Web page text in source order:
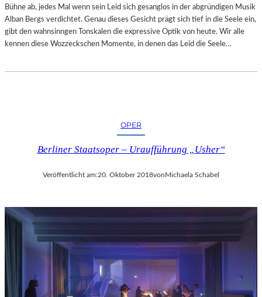
Bühne ab, jedes Mal wenn sein Leid sich gesanglos in der abgründigen Musik
Alban Bergs verdichtet. Genau dieses Gesicht prägt sich tief in die Seele ein,
gibt den wahnsinngen Tonskalen die expressive Optik von heute. Wir alle
kennen diese Wozzeckschen Momente, in denen das Leid die Seele…
OPER
Berliner Staatsoper – Uraufführung „Usher“
Veröffentlicht am:20. Oktober 2018von Michaela Schabel